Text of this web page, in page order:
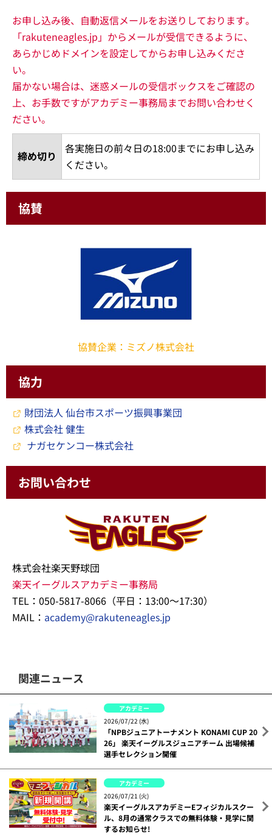
お申し込み後、自動返信メールをお送りしております。
「rakuteneagles.jp」からメールが受信できるように、
あらかじめドメインを設定してからお申し込みくださ
い。
届かない場合は、迷惑メールの受信ボックスをご確認の
上、お手数ですがアカデミー事務局までお問い合わせく
ださい。
締め切り
各実施日の前々日の18:00までにお申し込み
ください。
協賛
協賛企業：ミズノ株式会社
協力
財団法人 仙台市スポーツ振興事業団
株式会社 健生
ナガセケンコー株式会社
お問い合わせ
株式会社楽天野球団
楽天イーグルスアカデミー事務局
TEL：050-5817-8066（平日：13:00～17:30）
MAIL： academy@rakuteneagles.jp
関連ニュース
アカデミー
2026/07/22 (水)
「NPBジュニアトーナメント KONAMI CUP 20
26」 楽天イーグルスジュニアチーム 出場候補
選手セレクション開催
アカデミー
2026/07/21 (火)
楽天イーグルスアカデミーEフィジカルスクー
ル、8月の通常クラスでの無料体験・見学に関
するお知らせ!